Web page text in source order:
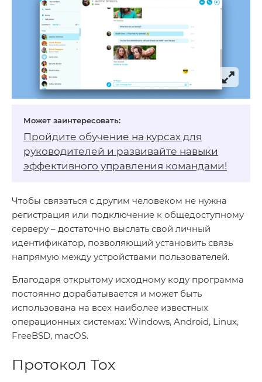
Пройдите обучение на курсах для
руководителей и развивайте навыки
эффективного управления командами!
Чтобы связаться с другим человеком не нужна
регистрация или подключение к общедоступному
серверу – достаточно выслать свой личный
идентификатор, позволяющий установить связь
напрямую между устройствами пользователей.
Благодаря открытому исходному коду программа
постоянно дорабатывается и может быть
использована на всех наиболее известных
операционных системах: Windows, Android, Linux,
FreeBSD, macOS.
Протокол Tox